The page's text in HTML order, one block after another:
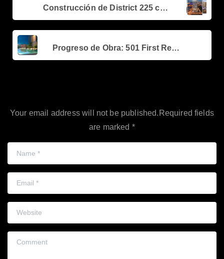
Reading
Construcción de District 225 continúa avanzando
Progreso de Obra: 501 First Residences
Your email address will not be published.Required fields
are marked *
Name
Email
Website
Comment